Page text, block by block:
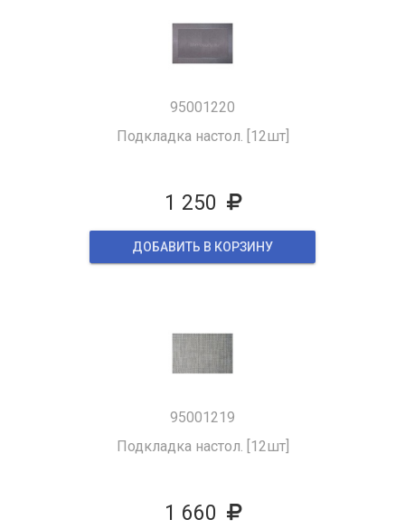
95001220
Подкладка настол. [12шт]
1 250
ДОБАВИТЬ В КОРЗИНУ
95001219
Подкладка настол. [12шт]
1 660